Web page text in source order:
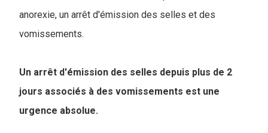
anorexie, un arrêt d'émission des selles et des
vomissements.
Un arrêt d'émission des selles depuis plus de 2
jours associés à des vomissements est une
urgence absolue.